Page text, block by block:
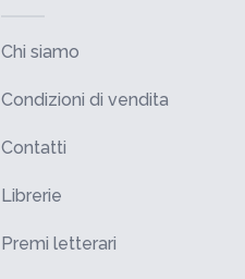
Chi siamo
Condizioni di vendita
Contatti
Librerie
Premi letterari